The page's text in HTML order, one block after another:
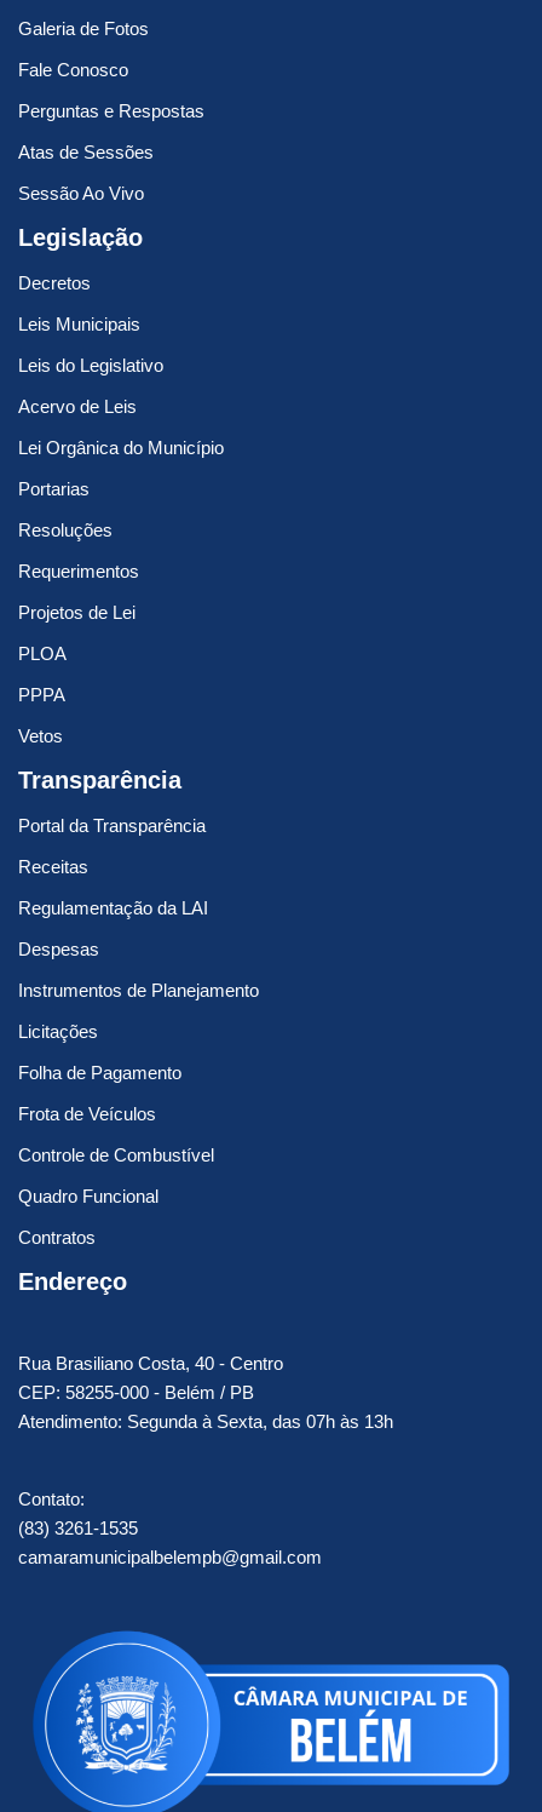
Galeria de Fotos
Fale Conosco
Perguntas e Respostas
Atas de Sessões
Sessão Ao Vivo
Legislação
Decretos
Leis Municipais
Leis do Legislativo
Acervo de Leis
Lei Orgânica do Município
Portarias
Resoluções
Requerimentos
Projetos de Lei
PLOA
PPPA
Vetos
Transparência
Portal da Transparência
Receitas
Regulamentação da LAI
Despesas
Instrumentos de Planejamento
Licitações
Folha de Pagamento
Frota de Veículos
Controle de Combustível
Quadro Funcional
Contratos
Endereço
Rua Brasiliano Costa, 40 - Centro
CEP: 58255-000 - Belém / PB
Atendimento: Segunda à Sexta, das 07h às 13h
Contato:
(83) 3261-1535
camaramunicipalbelempb@gmail.com